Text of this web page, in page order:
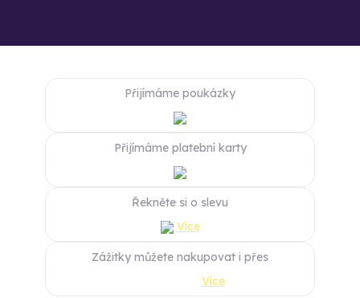
Přijímáme poukázky
Přijímáme platební karty
Řekněte si o slevu
Více
Zážitky můžete nakupovat i přes
Více